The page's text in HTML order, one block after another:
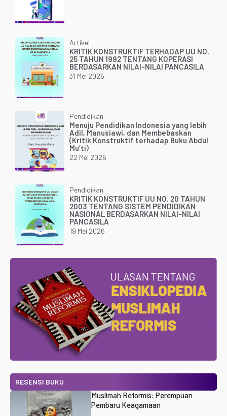
Artikel
KRITIK KONSTRUKTIF TERHADAP UU NO.
25 TAHUN 1992 TENTANG KOPERASI
BERDASARKAN NILAI-NILAI PANCASILA
31 Mei 2026
Pendidikan
Menuju Pendidikan Indonesia yang lebih
Adil, Manusiawi, dan Membebaskan
(Kritik Konstruktif terhadap Buku Abdul
Mu’ti)
22 Mei 2026
Pendidikan
KRITIK KONSTRUKTIF UU NO. 20 TAHUN
2003 TENTANG SISTEM PENDIDIKAN
NASIONAL BERDASARKAN NILAI-NILAI
PANCASILA
19 Mei 2026
RESENSI BUKU
Muslimah Reformis: Perempuan
Pembaru Keagamaan